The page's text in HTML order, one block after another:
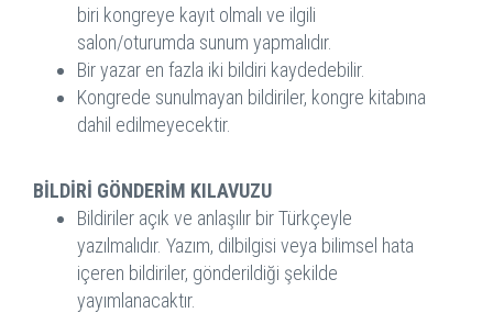
biri kongreye kayıt olmalı ve ilgili
salon/oturumda sunum yapmalıdır.
Bir yazar en fazla iki bildiri kaydedebilir.
Kongrede sunulmayan bildiriler, kongre kitabına
dahil edilmeyecektir.
BİLDİRİ GÖNDERİM KILAVUZU
Bildiriler açık ve anlaşılır bir Türkçeyle
yazılmalıdır. Yazım, dilbilgisi veya bilimsel hata
içeren bildiriler, gönderildiği şekilde
yayımlanacaktır.